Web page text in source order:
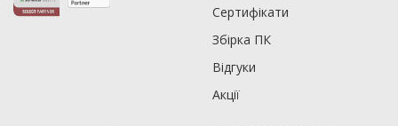
Сертифікати
Збірка ПК
Відгуки
Акції